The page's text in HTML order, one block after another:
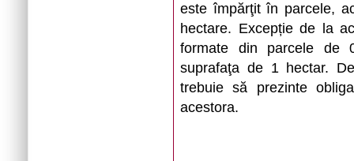
este împărţit în parcele,
hectare. Excepție de la
formate din parcele de
suprafaţa de 1 hectar.
trebuie să prezinte
acestora.